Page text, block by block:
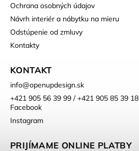
Ochrana osobných údajov
Návrh interiér a nábytku na mieru
Odstúpenie od zmluvy
Kontakty
KONTAKT
info@openupdesign.sk
+421 905 56 39 99 / +421 905 85 39 18
Facebook
Instagram
PRIJÍMAME ONLINE PLATBY